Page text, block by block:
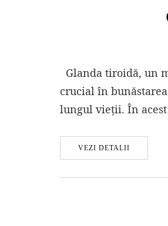
Glanda tiroidă, un
crucial în
lungul vieții. În
VEZI DETALII